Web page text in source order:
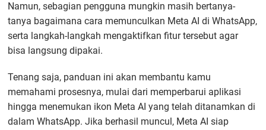
Namun, sebagian pengguna mungkin masih bertanya-
tanya bagaimana cara memunculkan Meta AI di WhatsApp,
serta langkah-langkah mengaktifkan fitur tersebut agar
bisa langsung dipakai.
Tenang saja, panduan ini akan membantu kamu
memahami prosesnya, mulai dari memperbarui aplikasi
hingga menemukan ikon Meta AI yang telah ditanamkan di
dalam WhatsApp. Jika berhasil muncul, Meta AI siap